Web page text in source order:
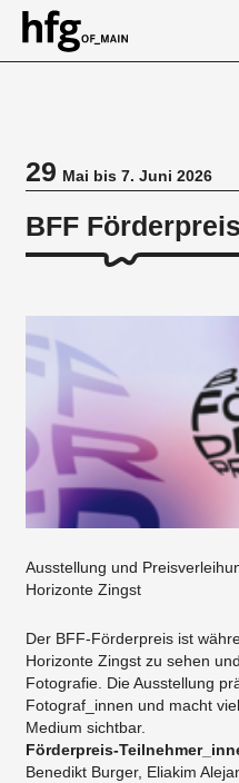
29Mai bis 7. Juni 2026
BFF Förderpreis
Ausstellung und
Horizonte Zingst
Der BFF-Förderpreis ist
Horizonte Zingst zu sehen
Fotografie. Die Ausstellung
Fotograf_innen und macht
Medium sichtbar.
Förderpreis-
Benedikt Burger, Eliakim